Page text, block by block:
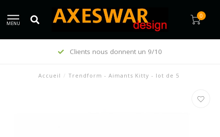
MENU
0
Clients nous donnent un 9/10
Accueil / Trendform - Aimants Kitty - lot de 5